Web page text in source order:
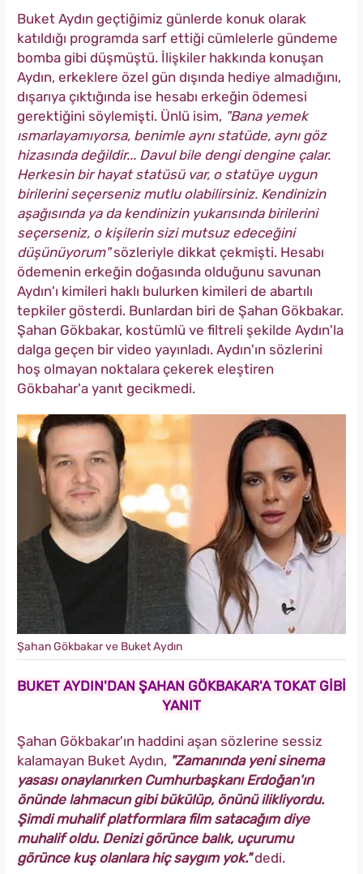
Buket Aydın geçtiğimiz günlerde konuk olarak
katıldığı programda sarf ettiği cümlelerle gündeme
bomba gibi düşmüştü. İlişkiler hakkında konuşan
Aydın, erkeklere özel gün dışında hediye almadığını,
dışarıya çıktığında ise hesabı erkeğin ödemesi
gerektiğini söylemişti. Ünlü isim, "Bana yemek
ısmarlayamıyorsa, benimle aynı statüde, aynı göz
hizasında değildir... Davul bile dengi dengine çalar.
Herkesin bir hayat statüsü var, o statüye uygun
birilerini seçerseniz mutlu olabilirsiniz. Kendinizin
aşağısında ya da kendinizin yukarısında birilerini
seçerseniz, o kişilerin sizi mutsuz edeceğini
düşünüyorum"sözleriyle dikkat çekmişti. Hesabı
ödemenin erkeğin doğasında olduğunu savunan
Aydın'ı kimileri haklı bulurken kimileri de abartılı
tepkiler gösterdi. Bunlardan biri de Şahan Gökbakar.
Şahan Gökbakar, kostümlü ve filtreli şekilde Aydın'la
dalga geçen bir video yayınladı. Aydın'ın sözlerini
hoş olmayan noktalara çekerek eleştiren
Gökbahar'a yanıt gecikmedi.
Şahan Gökbakar ve Buket Aydın
BUKET AYDIN'DAN ŞAHAN GÖKBAKAR'A TOKAT GİBİ
YANIT
Şahan Gökbakar'ın haddini aşan sözlerine sessiz
kalamayan Buket Aydın, "Zamanında yeni sinema
yasası onaylanırken Cumhurbaşkanı Erdoğan'ın
önünde lahmacun gibi bükülüp, önünü ilikliyordu.
Şimdi muhalif platformlara film satacağım diye
muhalif oldu. Denizi görünce balık, uçurumu
görünce kuş olanlara hiç saygım yok."dedi.